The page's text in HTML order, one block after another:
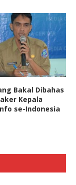
Bakal Dibahas
Kepala
se-Indonesia